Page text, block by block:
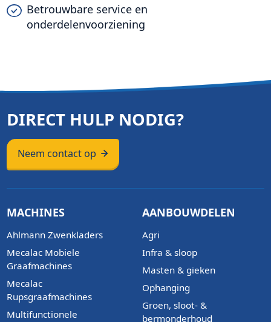
Betrouwbare service en
onderdelenvoorziening
DIRECT HULP NODIG?
Neem contact op
MACHINES
Ahlmann Zwenkladers
Mecalac Mobiele
Graafmachines
Mecalac
Rupsgraafmachines
Multifunctionele
AANBOUWDELEN
Agri
Infra & sloop
Masten & gieken
Ophanging
Groen, sloot- &
bermonderhoud